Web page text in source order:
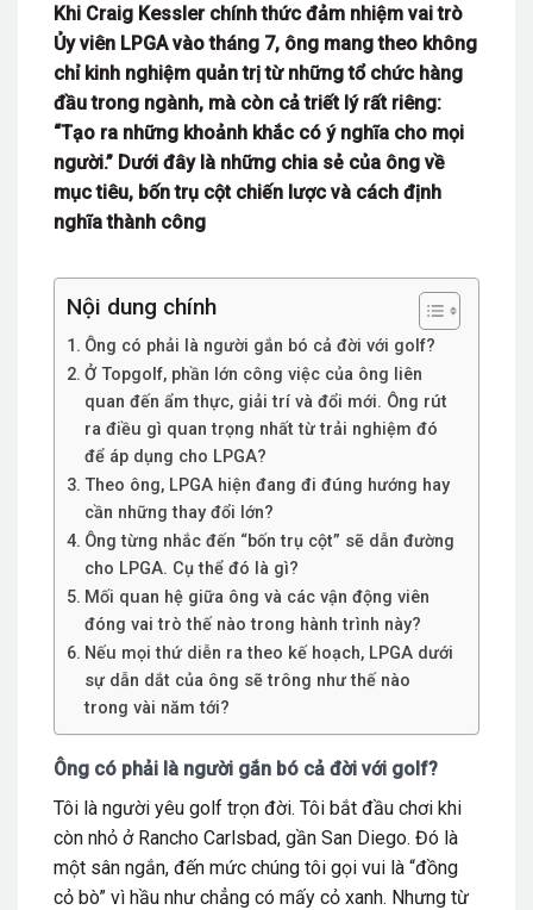
Khi Craig Kessler chính thức đảm nhiệm vai trò
Ủy viên LPGA vào tháng 7, ông mang theo không
chỉ kinh nghiệm quản trị từ những tổ chức hàng
đầu trong ngành, mà còn cả triết lý rất riêng:
“Tạo ra những khoảnh khắc có ý nghĩa cho mọi
người.” Dưới đây là những chia sẻ của ông về
mục tiêu, bốn trụ cột chiến lược và cách định
nghĩa thành công
Nội dung chính
Ông có phải là người gắn bó cả đời với golf?
Ở Topgolf, phần lớn công việc của ông liên
quan đến ẩm thực, giải trí và đổi mới. Ông rút
ra điều gì quan trọng nhất từ trải nghiệm đó
để áp dụng cho LPGA?
Theo ông, LPGA hiện đang đi đúng hướng hay
cần những thay đổi lớn?
Ông từng nhắc đến “bốn trụ cột” sẽ dẫn đường
cho LPGA. Cụ thể đó là gì?
Mối quan hệ giữa ông và các vận động viên
đóng vai trò thế nào trong hành trình này?
Nếu mọi thứ diễn ra theo kế hoạch, LPGA dưới
sự dẫn dắt của ông sẽ trông như thế nào
trong vài năm tới?
Ông có phải là người gắn bó cả đời với golf?
Tôi là người yêu golf trọn đời. Tôi bắt đầu chơi khi
còn nhỏ ở Rancho Carlsbad, gần San Diego. Đó là
một sân ngắn, đến mức chúng tôi gọi vui là “đồng
cỏ bò” vì hầu như chẳng có mấy cỏ xanh. Nhưng từ